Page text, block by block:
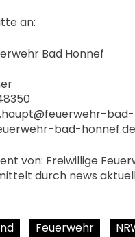
an:
Bad Honnef
bad-
von: Freiwillige
durch news
Feuerwehr